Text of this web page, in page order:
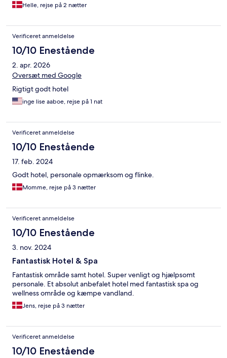
Helle, rejse på 2 nætter
Verificeret anmeldelse
10/10 Enestående
2. apr. 2026
Oversæt med Google
Rigtigt godt hotel
inge lise aaboe, rejse på 1 nat
Verificeret anmeldelse
10/10 Enestående
17. feb. 2024
Godt hotel, personale opmærksom og flinke.
Momme, rejse på 3 nætter
Verificeret anmeldelse
10/10 Enestående
3. nov. 2024
Fantastisk Hotel & Spa
Fantastisk område samt hotel. Super venligt og hjælpsomt
personale. Et absolut anbefalet hotel med fantastisk spa og
wellness område og kæmpe vandland.
Jens, rejse på 3 nætter
Verificeret anmeldelse
10/10 Enestående